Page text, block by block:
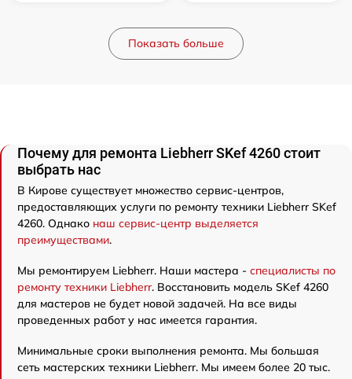
Показать больше
Почему для ремонта Liebherr SKef 4260 стоит
выбрать нас
В Кирове существует множество сервис-центров,
предоставляющих услуги по ремонту техники Liebherr SKef
4260. Однако наш сервис-центр выделяется
преимуществами.
Мы ремонтируем Liebherr. Наши мастера - специалисты по
ремонту техники Liebherr. Восстановить модель SKef 4260
для мастеров не будет новой задачей. На все виды
проведенных работ у нас имеется гарантия.
Минимальные сроки выполнения ремонта. Мы большая
сеть мастерских техники Liebherr. Мы имеем более 20 тыс.